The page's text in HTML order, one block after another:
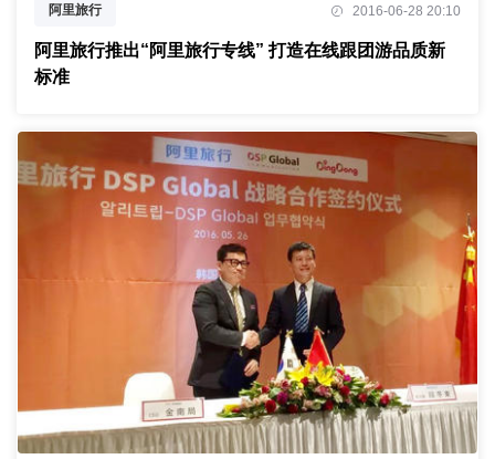
阿里旅行 2016-06-28 20:10
阿里旅行推出“阿里旅行专线” 打造在线跟团游品质新
标准